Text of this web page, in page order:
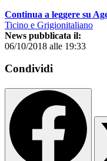
Continua a leggere su
Ticino e Grigionitaliano
News pubblicata il:
06/10/2018 alle 19:33
Condividi